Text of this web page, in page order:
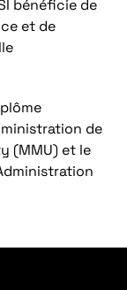
bénéficie de
et de
de
(MMU) et le